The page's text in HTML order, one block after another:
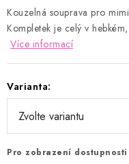
Kouzelná souprava pro
Kompletek je celý v
Více informací
Varianta:
Pro zobrazení